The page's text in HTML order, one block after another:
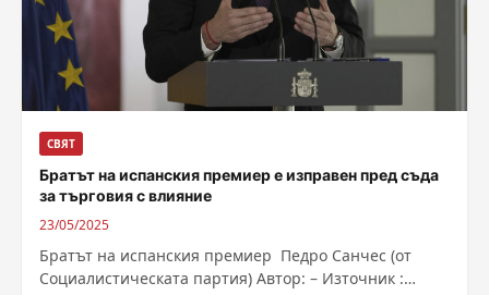
СВЯТ
Братът на испанския премиер е изправен пред съда
за търговия с влияние
23/05/2025
Братът на испанския премиер Педро Санчес (от
Социалистическата партия) Автор: – Източник :